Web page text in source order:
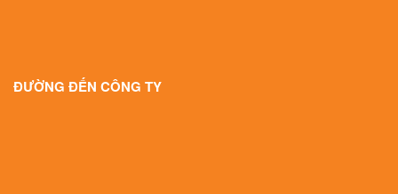
ĐƯỜNG ĐẾN CÔNG TY